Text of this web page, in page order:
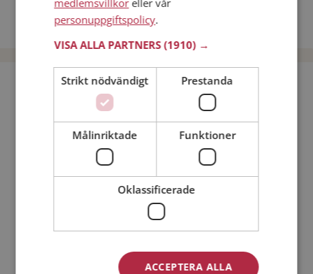
Dejta kvinnor i Sverige
Dejta män i Sverige
Bli medlem utan kostnad!
Jag är en: Man Kvinna
Min ålder:
personuppgiftspolicy.
VISA ALLA PARTNERS(1910) →
Strikt nödvändigt Prestanda
Målinriktade Funktioner
Oklassificerade
ACCEPTERA ALLA